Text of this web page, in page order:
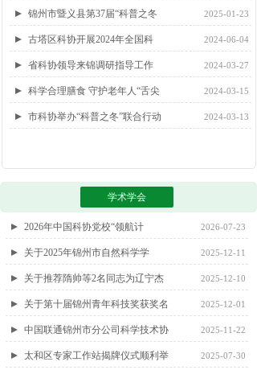
锦州市暨义县第37届“科普之冬 2025-01-23
古塔区科协开展2024年全国科 2024-06-04
省科协领导来锦调研指导工作 2024-03-27
科学合理膳食 守护老年人“舌尖 2024-03-15
市科协举办“科普之冬”联合行动 2024-03-13
2026年中国科协党校“领航计 2026-07-23
关于2025年锦州市自然科学学 2025-12-11
关于推荐隋帅等2名同志为辽宁杰 2025-12-10
关于第十届锦州青年科技奖获奖名 2025-12-01
中国联通锦州市分公司科学技术协 2025-11-22
太和区专家工作站揭牌仪式顺利举 2025-07-30
学术学会